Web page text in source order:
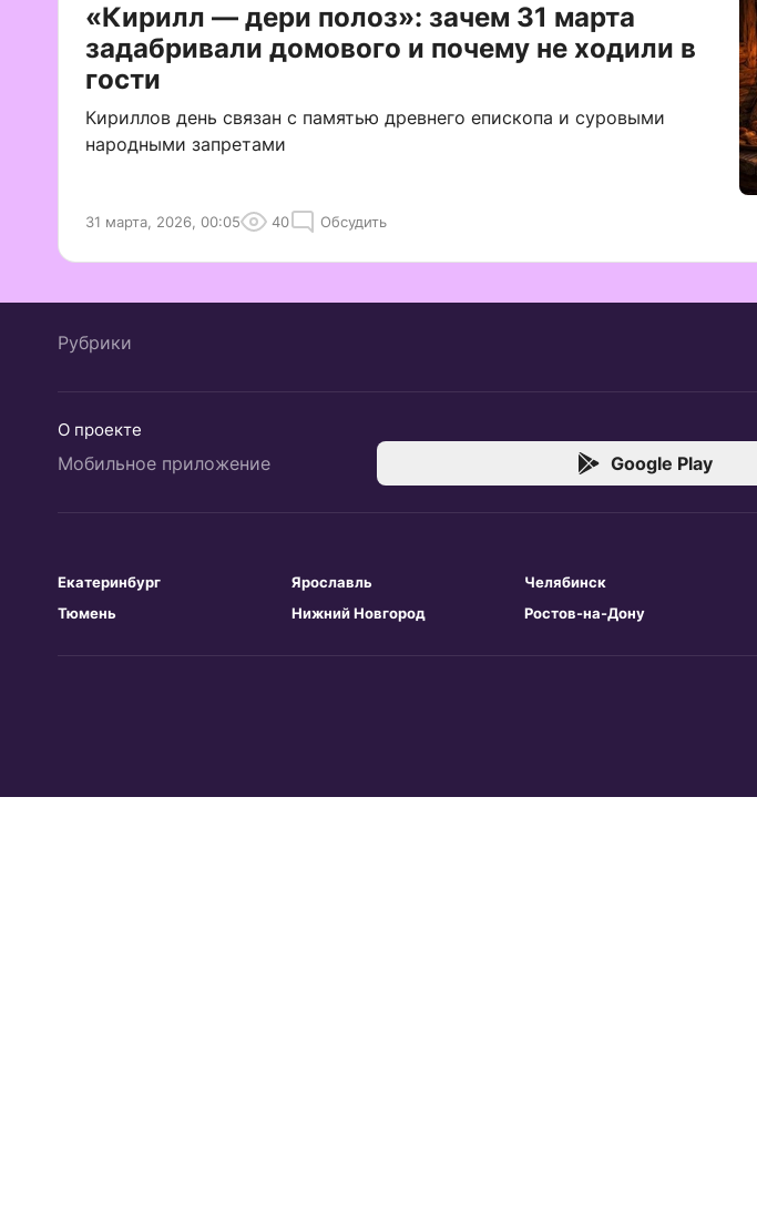
«Кирилл — дери полоз»: зачем 31 марта
задабривали домового и почему не ходили в
гости
Кириллов день связан с памятью древнего епископа и суровыми
народными запретами
31 марта, 2026, 00:05 40 Обсудить
Рубрики
О проекте
Мобильное приложение Google Play
Екатеринбург
Тюмень
Ярославль
Нижний Новгород
Челябинск
Ростов-на-Дону